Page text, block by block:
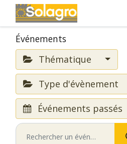
Événements
Thématique
Type d'évènement
Événements passés